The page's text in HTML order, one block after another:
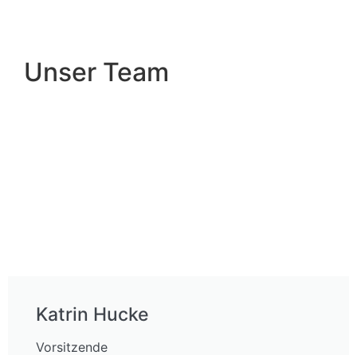
Unser Team
Katrin Hucke
Vorsitzende